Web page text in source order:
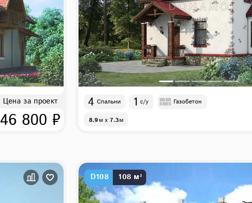
Цена за проект
46 800 ₽
4 Спальни 1 с/у Газобетон
8.9м x 7.3м
D108 108 м²